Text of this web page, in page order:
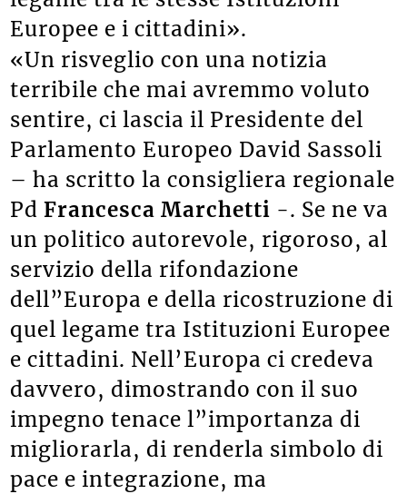
Europee e i cittadini».
«Un risveglio con una notizia
terribile che mai avremmo voluto
sentire, ci lascia il Presidente del
Parlamento Europeo David Sassoli
– ha scritto la consigliera regionale
PdFrancesca Marchetti -. Se ne va
un politico autorevole, rigoroso, al
servizio della rifondazione
dell”Europa e della ricostruzione di
quel legame tra Istituzioni Europee
e cittadini. Nell’Europa ci credeva
davvero, dimostrando con il suo
impegno tenace l”importanza di
migliorarla, di renderla simbolo di
pace e integrazione, ma